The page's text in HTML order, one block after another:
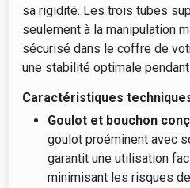
sa rigidité. Les trois tubes
seulement à la manipulation
sécurisé dans le coffre de
une stabilité optimale
Caractéristiques
Goulot et bouchon
goulot proéminent avec
garantit une utilisation
minimisant les risques